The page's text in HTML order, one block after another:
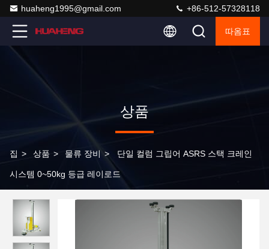
huaheng1995@gmail.com +86-512-57328118
따옴표
상품
집 > 상품 > 물류 장비 > 단일 컬럼 그립어 ASRS 스택 크레인
시스템 0~50kg 등급 레이로드